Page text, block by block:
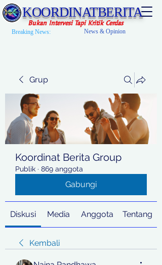
KOORDINATBERITA
Bukan Intervesi Tapi Kritik Cerdas
Breaking News: News & Opinion
Grup
Koordinat Berita Group
Publik · 869 anggota
Gabungi
Diskusi Media Anggota Tentang
Kembali